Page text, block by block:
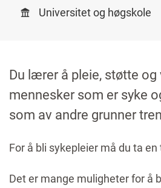
Universitet og høgskole
Du lærer å pleie, støtte og
mennesker som er syke
som av andre grunner
For å bli sykepleier må du ta en
Det er mange muligheter for å